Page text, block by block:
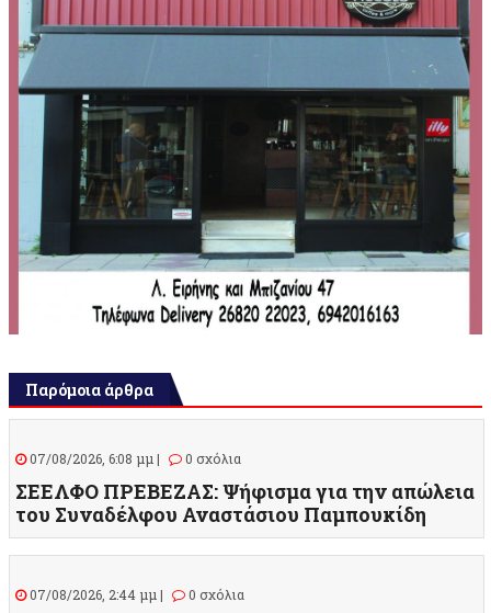
Παρόμοια άρθρα
07/08/2026, 6:08 μμ | 0 σχόλια
ΣΕΕΛΦΟ ΠΡΕΒΕΖΑΣ: Ψήφισμα για την απώλεια
του Συναδέλφου Αναστάσιου Παμπουκίδη
07/08/2026, 2:44 μμ | 0 σχόλια